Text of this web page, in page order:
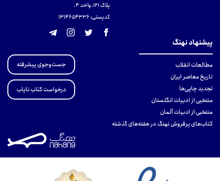
پلاک 121، واحد ۴.
کدپستی: 131465433۶
پیشنهاد نهنگ
مطالعات انقلاب
تاریخ معاصر ایران
تجدید چاپی‌ها
منتخبی از ادبیات انگلستان
منتخبی از ادبیات آلمان
کتاب‌های پرفروش نهنگ در هفته‌های گذشته
جست‌وجوی پیشرفته
درخواست کتاب نایاب